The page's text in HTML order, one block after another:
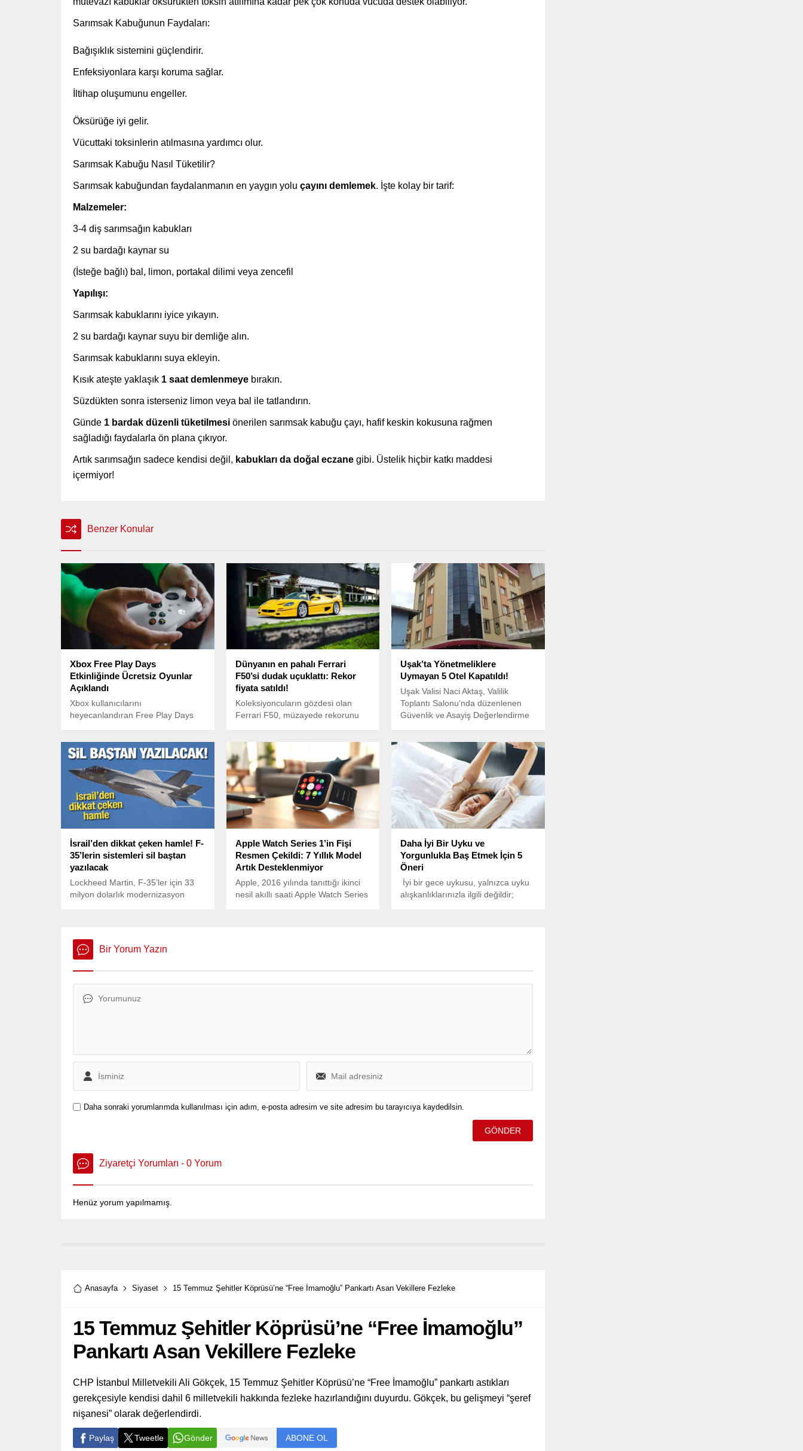
Sarımsak Kabuğunun Faydaları:
Bağışıklık sistemini güçlendirir.
Enfeksiyonlara karşı koruma sağlar.
İltihap oluşumunu engeller.
Öksürüğe iyi gelir.
Vücuttaki toksinlerin atılmasına yardımcı olur.
Sarımsak Kabuğu Nasıl Tüketilir?
Sarımsak kabuğundan faydalanmanın en yaygın yolu çayını demlemek. İşte kolay bir tarif:
Malzemeler:
3-4 diş sarımsağın kabukları
2 su bardağı kaynar su
(İsteğe bağlı) bal, limon, portakal dilimi veya zencefil
Yapılışı:
Sarımsak kabuklarını iyice yıkayın.
2 su bardağı kaynar suyu bir demliğe alın.
Sarımsak kabuklarını suya ekleyin.
Kısık ateşte yaklaşık 1 saat demlenmeye bırakın.
Süzdükten sonra isterseniz limon veya bal ile tatlandırın.
Günde 1 bardak düzenli tüketilmesi önerilen sarımsak kabuğu çayı, hafif keskin kokusuna rağmen
sağladığı faydalarla ön plana çıkıyor.
Artık sarımsağın sadece kendisi değil, kabukları da doğal eczane gibi. Üstelik hiçbir katkı maddesi
içermiyor!
Benzer Konular
Xbox Free Play Days
Etkinliğinde Ücretsiz Oyunlar
Açıklandı
Xbox kullanıcılarını
heyecanlandıran Free Play Days
Pass abonelerine özel üç oyun
ücretsiz olacak.
Dünyanın en pahalı Ferrari
F50’si dudak uçuklattı: Rekor
fiyata satıldı!
Koleksiyoncuların gözdesi olan
Ferrari F50, müzayede rekorunu
Uşak’ta Yönetmeliklere
Uymayan 5 Otel Kapatıldı!
Uşak Valisi Naci Aktaş, Valilik
Toplantı Salonu’nda düzenlenen
Güvenlik ve Asayiş Değerlendirme
denetimlerine ve operasyonlara
dair bilgiler verdi.
İsrail’den dikkat çeken hamle! F-
35’lerin sistemleri sil baştan
yazılacak
Lockheed Martin, F-35’ler için 33
milyon dolarlık modernizasyon
İsrail dâhil tüm ülkelerdeki jetler
kapsam altına alındı.
Apple Watch Series 1’in Fişi
Resmen Çekildi: 7 Yıllık Model
Artık Desteklenmiyor
Apple, 2016 yılında tanıttığı ikinci
nesil akıllı saati Apple Watch Series
Daha İyi Bir Uyku ve
Yorgunlukla Baş Etmek İçin 5
Öneri
İyi bir gece uykusu, yalnızca uyku
alışkanlıklarınızla ilgili değildir;
Bir Yorum Yazın
Daha sonraki yorumlarımda kullanılması için adım, e-posta adresim ve site adresim bu tarayıcıya kaydedilsin.
Ziyaretçi Yorumları - 0 Yorum
Henüz yorum yapılmamış.
Anasayfa Siyaset 15 Temmuz Şehitler Köprüsü’ne “Free İmamoğlu” Pankartı Asan Vekillere Fezleke
15 Temmuz Şehitler Köprüsü’ne “Free İmamoğlu”
Pankartı Asan Vekillere Fezleke
CHP İstanbul Milletvekili Ali Gökçek, 15 Temmuz Şehitler Köprüsü’ne “Free İmamoğlu” pankartı astıkları
gerekçesiyle kendisi dahil 6 milletvekili hakkında fezleke hazırlandığını duyurdu. Gökçek, bu gelişmeyi “şeref
nişanesi” olarak değerlendirdi.
Paylaş Tweetle Gönder ABONE OL